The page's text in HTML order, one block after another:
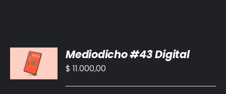
AL
CARRITO
/
Mediodicho #43 Digital
$ 11.000,00